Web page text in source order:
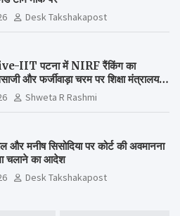
Desk Takshakapost
IIT पटना में NIRF रैंकिंग का
और फर्जीवाड़ा चरम पर शिक्षा मंत्रालय
Shweta R Rashmi
और मनीष सिसोदिया पर कोर्ट की अवमानना
चलाने का आदेश
Desk Takshakapost